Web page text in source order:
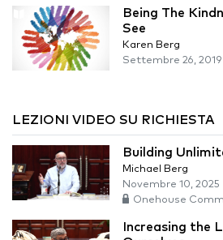
Being The
See
Karen Berg
Settembre 26, 2019
LEZIONI VIDEO SU RICHIESTA
Building
Michael Berg
Novembre 10, 2025
Onehouse
Increasing the